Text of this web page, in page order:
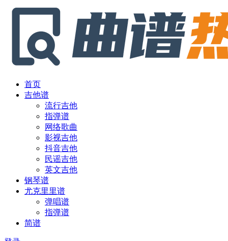
首页
吉他谱
流行吉他
指弹谱
网络歌曲
影视吉他
抖音吉他
民谣吉他
英文吉他
钢琴谱
尤克里里谱
弹唱谱
指弹谱
简谱